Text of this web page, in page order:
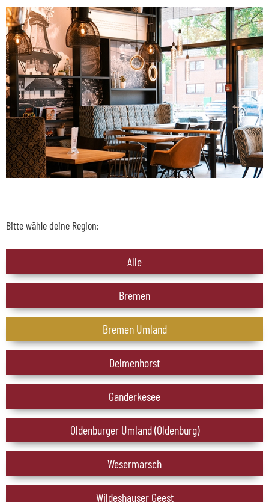
Bitte wähle deine Region:
Alle
Bremen
Bremen Umland
Delmenhorst
Ganderkesee
Oldenburger Umland (Oldenburg)
Wesermarsch
Wildeshauser Geest